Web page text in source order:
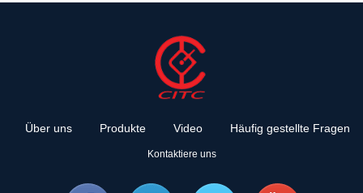
Über uns Produkte Video Häufig gestellte Fragen
Kontaktiere uns